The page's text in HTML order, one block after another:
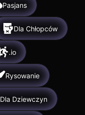
Pasjans
Dla Chłopców
.io
Rysowanie
Dla Dziewczyn